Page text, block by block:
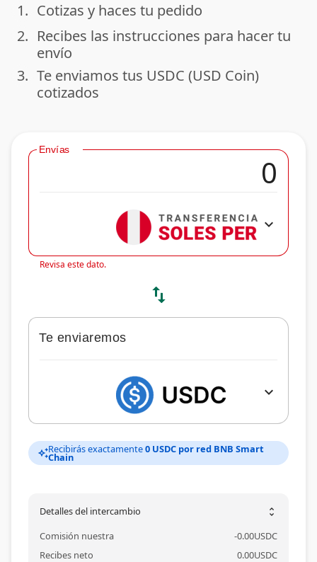
done
1. Cotizas y haces tu pedido
done
2. Recibes las instrucciones para hacer tu
envío
done
3. Te enviamos tus USDC (USD Coin)
cotizados
Envías
expand_more
Revisa este dato.
swap_vert
Te enviaremos
expand_more
auto_awesomeRecibirás exactamente0 USDC por red BNB Smart
Chain
Detalles del intercambio unfold_more
Comisión nuestra -0.00USDC
Recibes neto
0.00USDC